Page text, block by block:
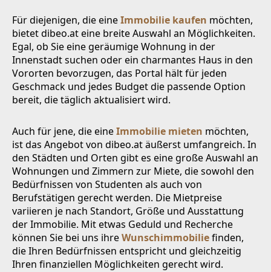
Für diejenigen, die eineImmobilie kaufen möchten,
bietet dibeo.at eine breite Auswahl an Möglichkeiten.
Egal, ob Sie eine geräumige Wohnung in der
Innenstadt suchen oder ein charmantes Haus in den
Vororten bevorzugen, das Portal hält für jeden
Geschmack und jedes Budget die passende Option
bereit, die täglich aktualisiert wird.
Auch für jene, die eineImmobilie mieten möchten,
ist das Angebot von dibeo.at äußerst umfangreich. In
den Städten und Orten gibt es eine große Auswahl an
Wohnungen und Zimmern zur Miete, die sowohl den
Bedürfnissen von Studenten als auch von
Berufstätigen gerecht werden. Die Mietpreise
variieren je nach Standort, Größe und Ausstattung
der Immobilie. Mit etwas Geduld und Recherche
können Sie bei uns ihreWunschimmobiliefinden,
die Ihren Bedürfnissen entspricht und gleichzeitig
Ihren finanziellen Möglichkeiten gerecht wird.